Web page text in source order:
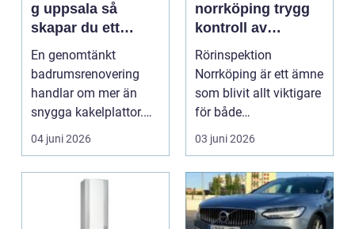
g uppsala så
skapar du ett
hållbart och
trivsamt badrum
En genomtänkt
badrumsrenovering
handlar om mer än
snygga kakelplattor.
Badrummet är ett av
hemmets m...
04 juni 2026
norrköping trygg
kontroll av
avloppssystem
Rörinspektion
Norrköping är ett ämne
som blivit allt viktigare
för både
fastighetsägare och
bostadsr...
03 juni 2026